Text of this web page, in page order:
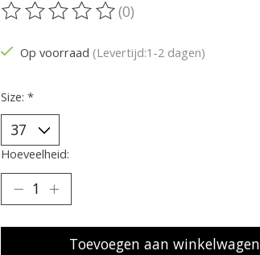
De beoordeling van dit product is
(0)
Op voorraad (Levertijd:1-2 dagen)
Size: *
Hoeveelheid:
Toevoegen aan winkelwagen